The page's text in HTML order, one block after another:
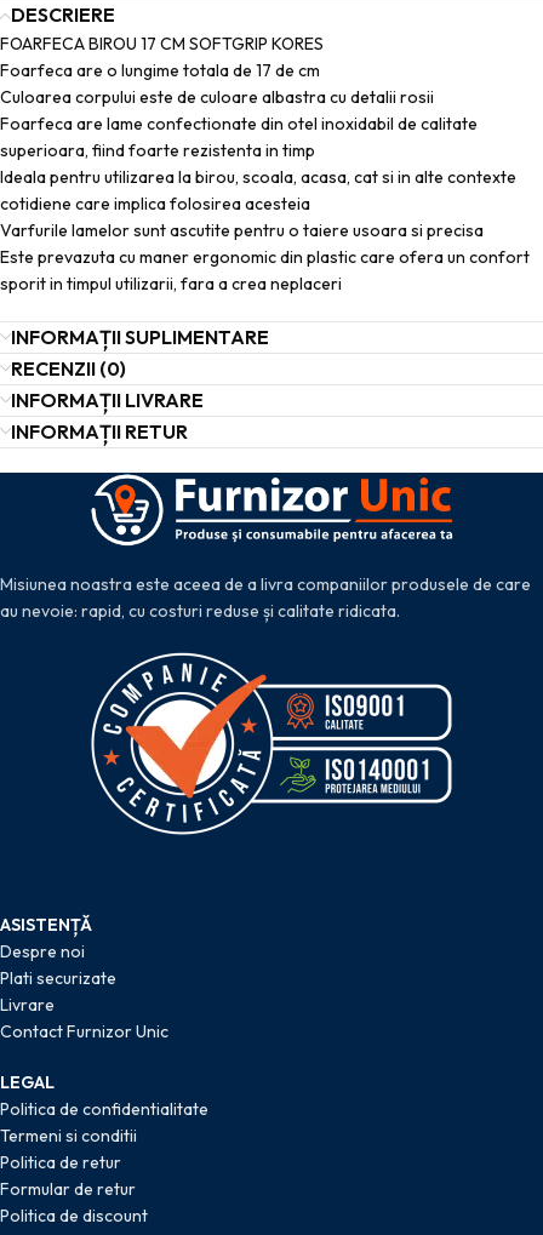
DESCRIERE
FOARFECA BIROU 17 CM SOFTGRIP KORES
Foarfeca are o lungime totala de 17 de cm
Culoarea corpului este de culoare albastra cu detalii rosii
Foarfeca are lame confectionate din otel inoxidabil de calitate
superioara, fiind foarte rezistenta in timp
Ideala pentru utilizarea la birou, scoala, acasa, cat si in alte contexte
cotidiene care implica folosirea acesteia
Varfurile lamelor sunt ascutite pentru o taiere usoara si precisa
Este prevazuta cu maner ergonomic din plastic care ofera un confort
sporit in timpul utilizarii, fara a crea neplaceri
INFORMAȚII SUPLIMENTARE
RECENZII (0)
INFORMAȚII LIVRARE
INFORMAȚII RETUR
Misiunea noastra este aceea de a livra companiilor produsele de care
au nevoie: rapid, cu costuri reduse și calitate ridicata.
ASISTENȚĂ
Despre noi
Plati securizate
Livrare
Contact Furnizor Unic
LEGAL
Politica de confidentialitate
Termeni si conditii
Politica de retur
Formular de retur
Politica de discount